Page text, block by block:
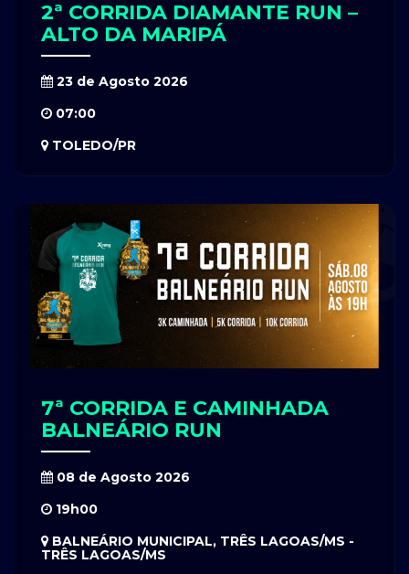
2ª CORRIDA DIAMANTE RUN –
ALTO DA MARIPÁ
23 de Agosto 2026
07:00
TOLEDO/PR
7ª CORRIDA E CAMINHADA
BALNEÁRIO RUN
08 de Agosto 2026
19h00
BALNEÁRIO MUNICIPAL, TRÊS LAGOAS/MS -
TRÊS LAGOAS/MS